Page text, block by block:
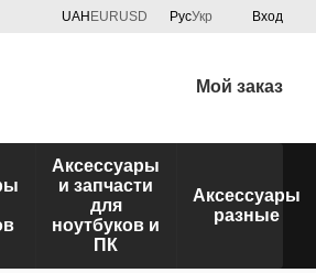
UAH EURUSD РусУкр Вход
Мой заказ
Аксессуары
и запчасти
для
ноутбуков и
ПК
Аксессуары
разные